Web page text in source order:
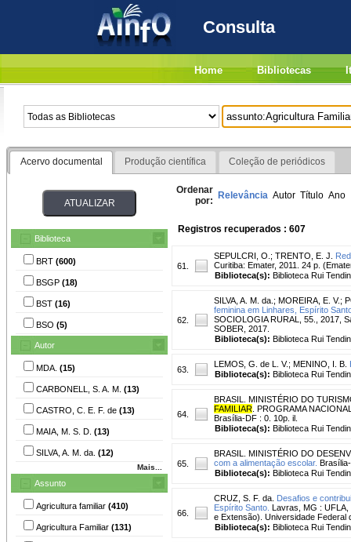
Consulta
Home Bibliotecas
Acervo documental Produção científica Coleção de periódicos
Biblioteca
BRT (600)
BSGP (18)
BST (16)
BSO (5)
Autor
MDA. (15)
CARBONELL, S. A. M. (13)
CASTRO, C. E. F. de (13)
MAIA, M. S. D. (13)
SILVA, A. M. da. (12)
Mais...
Assunto
Agricultura familiar (410)
Agricultura Familiar (131)
Ordenar
por: Relevância Autor Título Ano
Registros recuperados : 607
61.
SEPULCRI, O. ; TRENTO, E. J.
Curitiba: Emater, 2011. 24 p.
Biblioteca(s): Biblioteca Rui
62.
SILVA, A. M. da. ; MOREIRA, E. V.;
feminina em Linhares, Espírito
SOCIOLOGIA RURAL, 55., 2017,
SOBER, 2017.
Biblioteca(s): Biblioteca Rui
63.
LEMOS, G. de L. V.; MENINO, I. B.
Biblioteca(s): Biblioteca Rui
64.
BRASIL. MINISTÉRIO DO
FAMILIAR . PROGRAMA
Brasília-DF : 0. 10p. il.
Biblioteca(s): Biblioteca Rui
65.
BRASIL. MINISTÉRIO DO
com a alimentação escolar.
Biblioteca(s): Biblioteca Rui
66.
CRUZ, S. F. da. Desafios e
Espírito Santo. Lavras, MG :
e Extensão). Universidade Federal
Biblioteca(s): Biblioteca Rui